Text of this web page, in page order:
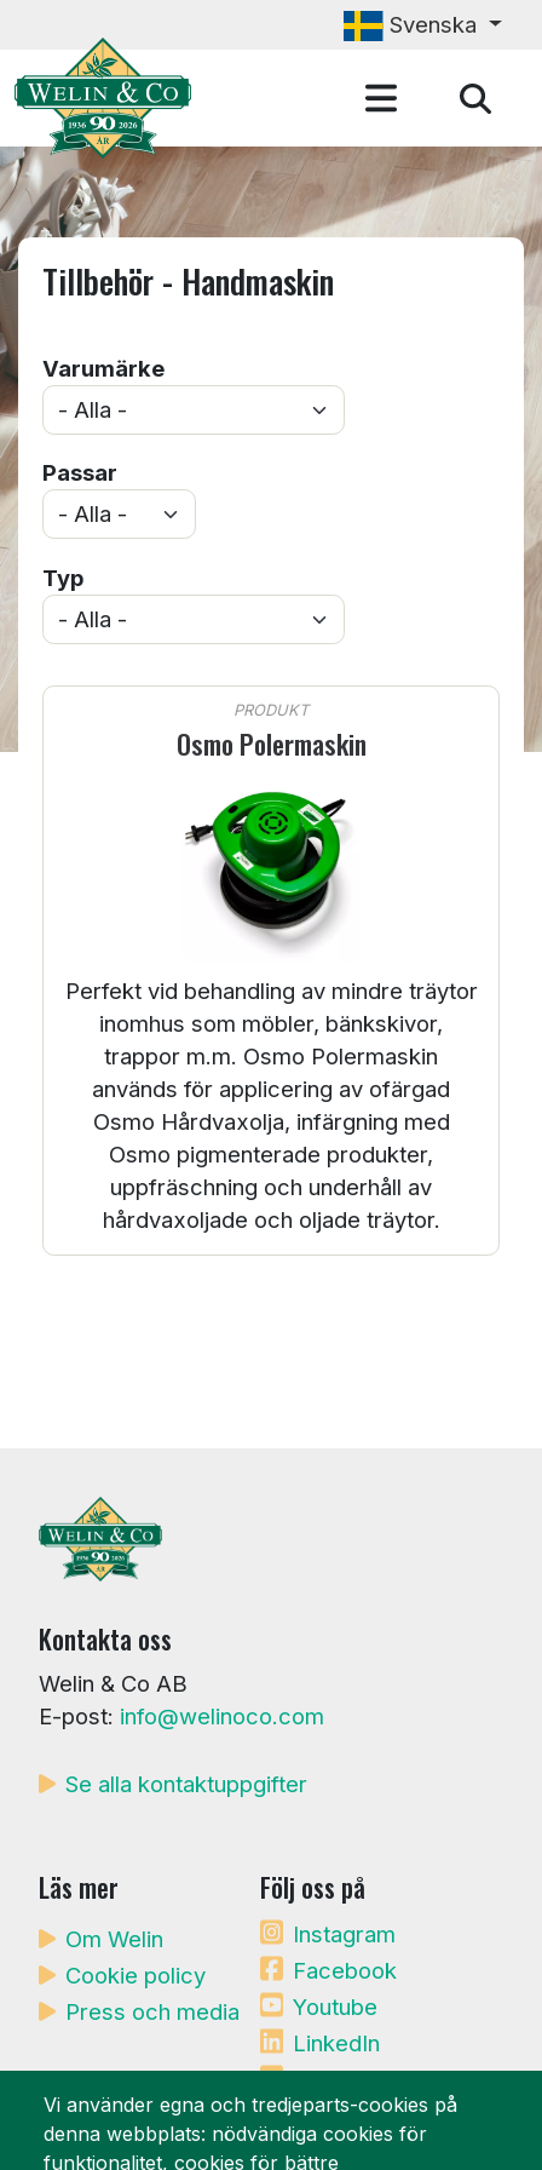
Svenska
Tillbehör - Handmaskin
Varumärke
Passar
Typ
PRODUKT
Osmo Polermaskin
Perfekt vid behandling av mindre träytor
inomhus som möbler, bänkskivor,
trappor m.m. Osmo Polermaskin
används för applicering av ofärgad
Osmo Hårdvaxolja, infärgning med
Osmo pigmenterade produkter,
uppfräschning och underhåll av
hårdvaxoljade och oljade träytor.
Kontakta oss
Welin & Co AB
E-post: info@welinoco.com
Se alla kontaktuppgifter
Läs mer
Om Welin
Cookie policy
Press och media
Följ oss på
Instagram
Facebook
Youtube
LinkedIn
Mynewsdesk
Vi är stolta över
Vi använder egna och tredjeparts-cookies på
denna webbplats: nödvändiga cookies för
funktionalitet, cookies för bättre